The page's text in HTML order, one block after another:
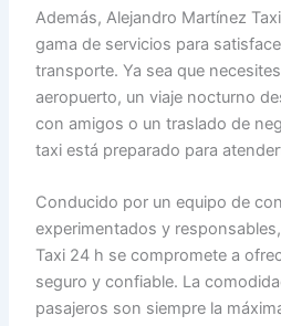
Además, Alejandro Martínez
gama de servicios para
transporte. Ya sea que
aeropuerto, un viaje nocturno
con amigos o un traslado de
taxi está preparado para
Conducido por un equipo de
experimentados y
Taxi 24 h se compromete a
seguro y confiable. La
pasajeros son siempre la